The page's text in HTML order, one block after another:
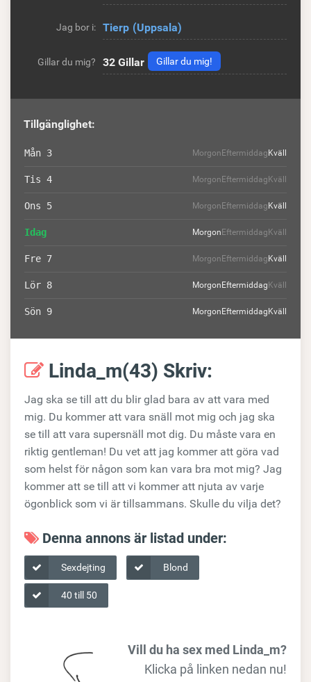
Jag bor i: Tierp (Uppsala)
Gillar du mig? 32Gillar Gillar du mig!
Tillgänglighet:
Mån 3 MorgonEftermiddagKväll
Tis 4 MorgonEftermiddagKväll
Ons 5 MorgonEftermiddagKväll
Idag MorgonEftermiddagKväll
Fre 7 MorgonEftermiddagKväll
Lör 8 MorgonEftermiddagKväll
Sön 9 MorgonEftermiddagKväll
Linda_m(43) Skriv:
Jag ska se till att du blir glad bara av att vara med
mig. Du kommer att vara snäll mot mig och jag ska
se till att vara supersnäll mot dig. Du måste vara en
riktig gentleman! Du vet att jag kommer att göra vad
som helst för någon som kan vara bra mot mig? Jag
kommer att se till att vi kommer att njuta av varje
ögonblick som vi är tillsammans. Skulle du vilja det?
Denna annons är listad under:
Sexdejting Blond
40 till 50
Vill du ha sex med Linda_m?
Klicka på linken nedan nu!